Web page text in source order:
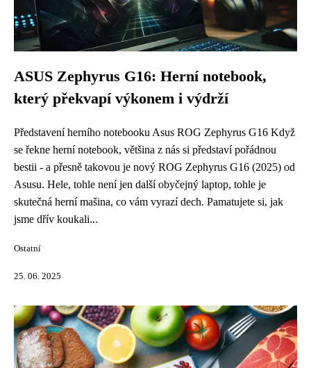
ASUS Zephyrus G16: Herní notebook,
který překvapí výkonem i výdrží
Představení herního notebooku Asus ROG Zephyrus G16 Když
se řekne herní notebook, většina z nás si představí pořádnou
bestii - a přesně takovou je nový ROG Zephyrus G16 (2025) od
Asusu. Hele, tohle není jen další obyčejný laptop, tohle je
skutečná herní mašina, co vám vyrazí dech. Pamatujete si, jak
jsme dřív koukali...
Ostatní
25. 06. 2025